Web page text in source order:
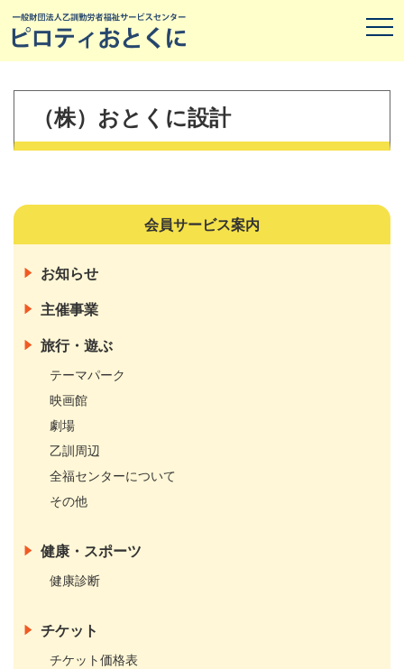
（株）おとくに設計
会員サービス案内
お知らせ
主催事業
旅行・遊ぶ
テーマパーク
映画館
劇場
乙訓周辺
全福センターについて
その他
健康・スポーツ
健康診断
チケット
チケット価格表